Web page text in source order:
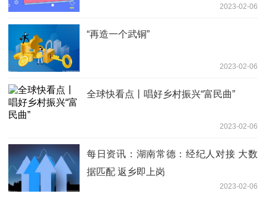
2023-02-06
“再造一个武铜”
2023-02-06
全球快看点丨唱好乡村振兴“富民曲”
2023-02-06
每日资讯：湖南常德：经纪人对接 大数
据匹配 返乡即上岗
2023-02-06